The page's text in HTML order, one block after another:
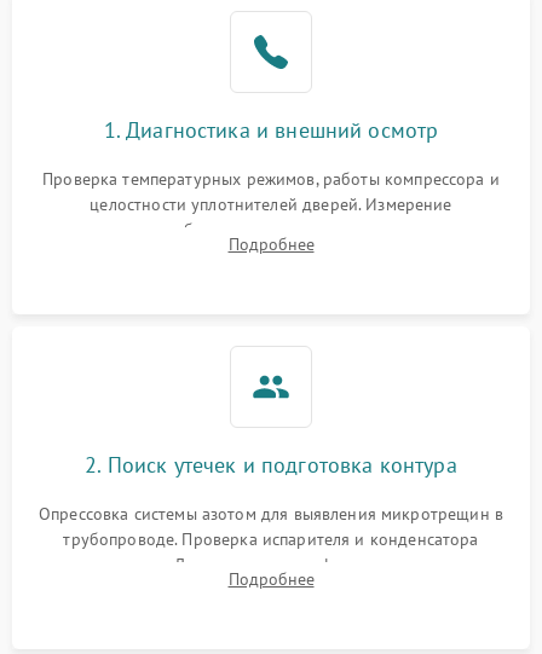
1. Диагностика и внешний осмотр
Проверка температурных режимов, работы компрессора и
целостности уплотнителей дверей. Измерение
сопротивления обмоток мотора, проверка термостата и
считывание кодов ошибок с электронного дисплея.
Подробнее
2. Поиск утечек и подготовка контура
Опрессовка системы азотом для выявления микротрещин в
трубопроводе. Проверка испарителя и конденсатора
течеискателем. Демонтаж старого фильтра-осушителя и
продувка капиллярной трубки для устранения засоров.
Подробнее